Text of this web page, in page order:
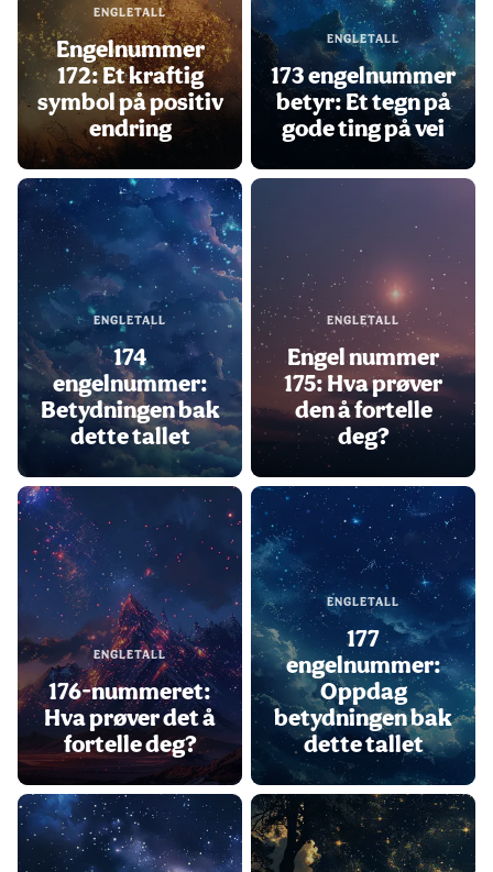
ENGLETALL
Engelnummer
172: Et kraftig
symbol på positiv
endring
ENGLETALL
173 engelnummer
betyr: Et tegn på
gode ting på vei
ENGLETALL
174
engelnummer:
Betydningen bak
dette tallet
ENGLETALL
Engel nummer
175: Hva prøver
den å fortelle
deg?
ENGLETALL
176-nummeret:
Hva prøver det å
fortelle deg?
ENGLETALL
177
engelnummer:
Oppdag
betydningen bak
dette tallet